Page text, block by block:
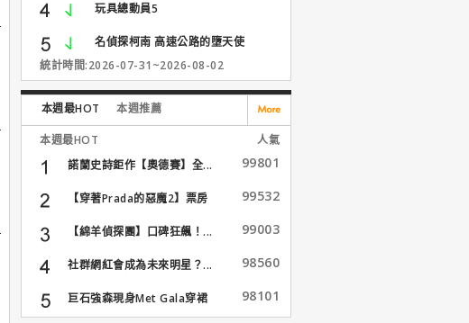
玩具總動員5
名偵探柯南 高速公路的墮天使
統計時間:2026-07-31~2026-08-02
本週最HOT 本週推薦
本週最HOT
人氣
諾蘭史詩鉅作【奧德賽】全...
99801
【穿著Prada的惡魔2】票房
99532
【綿羊偵探團】口碑狂飆！... 99003
社群網紅會成為未來明星？... 98560
巨石強森現身Met Gala穿裙
子...
98101